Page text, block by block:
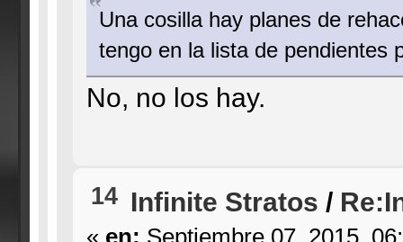
Una cosilla hay planes de
tengo en la lista de pendientes
No, no los hay.
14 Infinite Stratos /
« en: Septiembre 07, 2015,